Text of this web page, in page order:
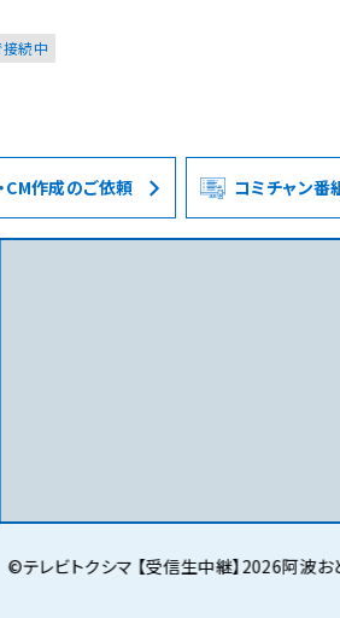
集合住宅オーナーの方
続中
CM作成のご依頼 コミチャン番
©テレビトクシマ 【受信生中継】2026阿波お